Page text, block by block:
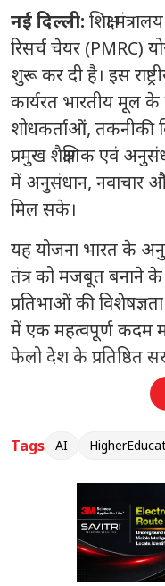
नई दिल्ली: शिक्षा
रिसर्च चेयर (PMRC)
शुरू कर दी है। इस
कार्यरत भारतीय मूल के
शोधकर्ताओं, तकनीकी
प्रमुख शैक्षणिक एवं
में अनुसंधान, नवाचार
मिल सके।
यह योजना भारत के
तंत्र को मजबूत बनाने
प्रतिभाओं की
में एक महत्वपूर्ण कदम
फेलो देश के प्रतिष्ठित
प्रयोगशालाओं और
Tags AI